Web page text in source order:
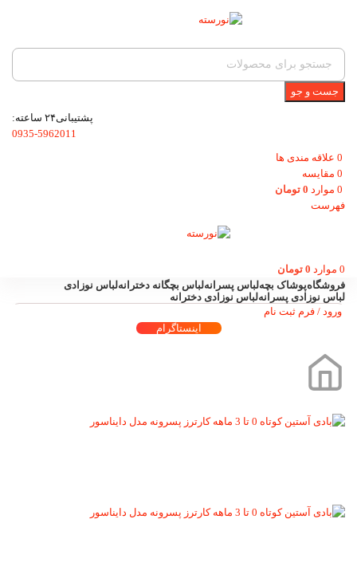
جست و جو
پشتیبانی۲۴ ساعته:
0935-5962011
0 علاقه مندی ها
0 مقایسه
0 موارد 0 تومان
فهرست
0 موارد 0 تومان
فروشگاهپوشاک بچهلباس پسرانهلباس بچگانه دخترانهلباس نوزادی
لباس نوزادی پسرانهلباس نوزادی دخترانه
ورود / فرم ثبت نام
اینستاگرام